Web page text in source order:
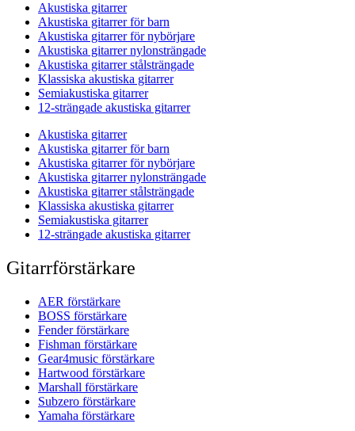
Akustiska gitarrer
Akustiska gitarrer för barn
Akustiska gitarrer för nybörjare
Akustiska gitarrer nylonsträngade
Akustiska gitarrer stålsträngade
Klassiska akustiska gitarrer
Semiakustiska gitarrer
12-strängade akustiska gitarrer
Akustiska gitarrer
Akustiska gitarrer för barn
Akustiska gitarrer för nybörjare
Akustiska gitarrer nylonsträngade
Akustiska gitarrer stålsträngade
Klassiska akustiska gitarrer
Semiakustiska gitarrer
12-strängade akustiska gitarrer
Gitarrförstärkare
AER förstärkare
BOSS förstärkare
Fender förstärkare
Fishman förstärkare
Gear4music förstärkare
Hartwood förstärkare
Marshall förstärkare
Subzero förstärkare
Yamaha förstärkare